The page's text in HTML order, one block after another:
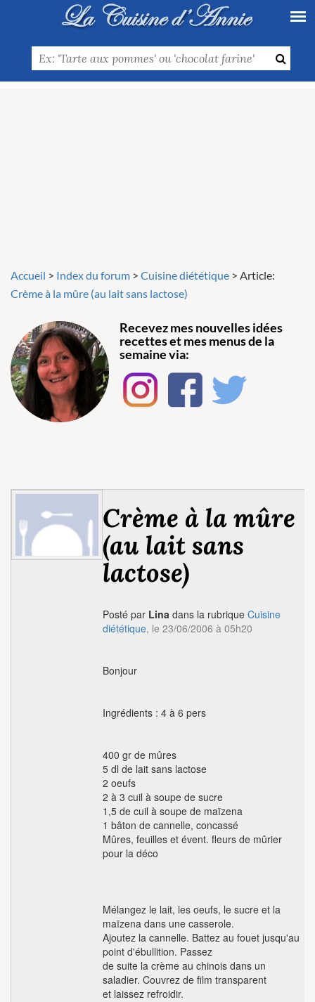
Accueil > Index du forum > Cuisine diététique > Article:
Crème à la mûre (au lait sans lactose)
Recevez mes nouvelles idées
recettes et mes menus de la
semaine via:
Crème à la mûre
(au lait sans
lactose)
Posté par Lina dans la rubrique Cuisine
diététique, le 23/06/2006 à 05h20
Bonjour
Ingrédients : 4 à 6 pers
400 gr de mûres
5 dl de lait sans lactose
2 oeufs
2 à 3 cuil à soupe de sucre
1,5 de cuil à soupe de maïzena
1 bâton de cannelle, concassé
Mûres, feuilles et évent. fleurs de mûrier
pour la déco
Mélangez le lait, les oeufs, le sucre et la
maïzena dans une casserole.
Ajoutez la cannelle. Battez au fouet jusqu'au
point d'ébullition. Passez
de suite la crème au chinois dans un
saladier. Couvrez de film transparent
et laissez refroidir.